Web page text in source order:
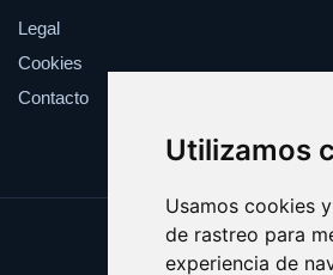
Utilizamos
Usamos cookies
de rastreo para
experiencia de
Legal
Cookies
Contacto
Update cookies